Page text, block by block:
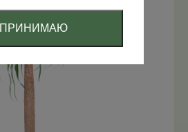
ПРИНИМАЮ